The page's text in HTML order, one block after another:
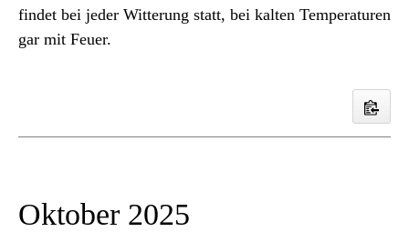
findet bei jeder Witterung statt, bei kalten Temperaturen
gar mit Feuer.
Oktober 2025